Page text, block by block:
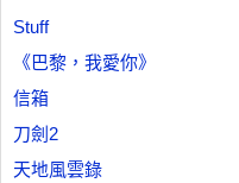
Stuff
《巴黎，我愛你》
信箱
刀劍2
天地風雲錄